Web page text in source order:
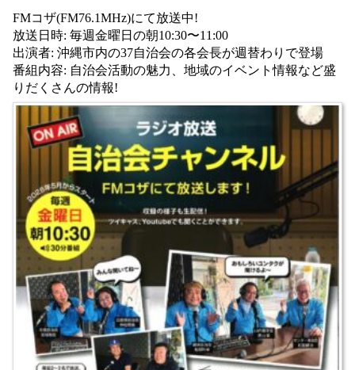
FMコザ(FM76.1MHz)にて放送中!
放送日時: 毎週金曜日の朝10:30〜11:00
出演者: 沖縄市内の37自治会の各会長が週替わりで登場
番組内容: 自治会活動の魅力、地域のイベント情報など盛
りだくさんの情報!